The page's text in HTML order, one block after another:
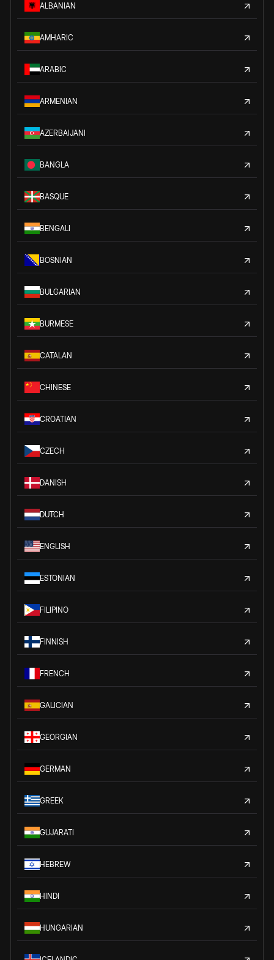
ALBANIAN
AMHARIC
ARABIC
ARMENIAN
AZERBAIJANI
BANGLA
BASQUE
BENGALI
BOSNIAN
BULGARIAN
BURMESE
CATALAN
CHINESE
CROATIAN
CZECH
DANISH
DUTCH
ENGLISH
ESTONIAN
FILIPINO
FINNISH
FRENCH
GALICIAN
GEORGIAN
GERMAN
GREEK
GUJARATI
HEBREW
HINDI
HUNGARIAN